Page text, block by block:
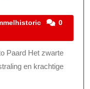
Van
Zwarte
Foto
0
en krachtige